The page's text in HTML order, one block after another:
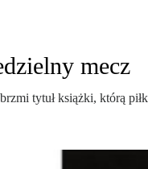
mecz
tytuł książki, którą